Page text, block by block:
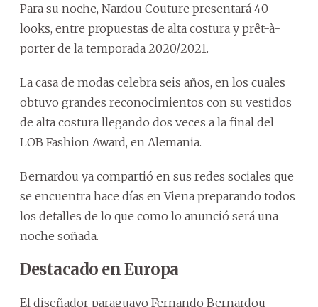
Para su noche, Nardou Couture presentará 40
looks, entre propuestas de alta costura y prêt-à-
porter de la temporada 2020/2021.
La casa de modas celebra seis años, en los cuales
obtuvo grandes reconocimientos con su vestidos
de alta costura llegando dos veces a la final del
LOB Fashion Award, en Alemania.
Bernardou ya compartió en sus redes sociales que
se encuentra hace días en Viena preparando todos
los detalles de lo que como lo anunció será una
noche soñada.
Destacado en Europa
El diseñador paraguayo Fernando Bernardou